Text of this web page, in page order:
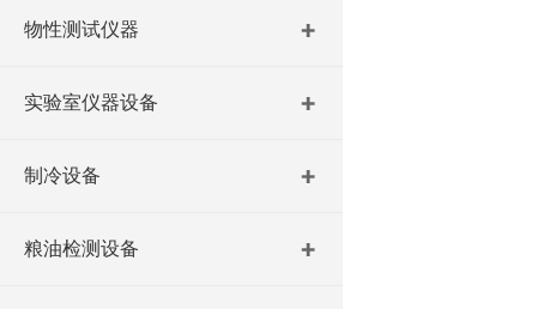
物性测试仪器
实验室仪器设备
制冷设备
粮油检测设备